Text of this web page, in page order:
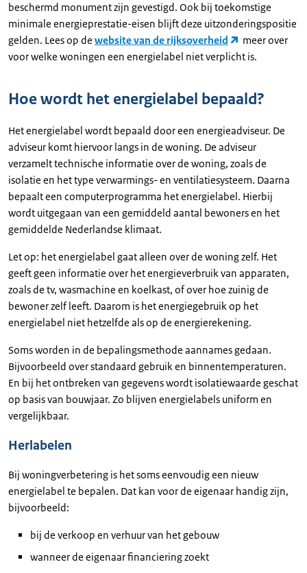
beschermd monument zijn gevestigd. Ook bij toekomstige
minimale energieprestatie-eisen blijft deze uitzonderingspositie
gelden. Lees op de website van de rijksoverheid
meer over
voor welke woningen een energielabel niet verplicht is.
Hoe wordt het energielabel bepaald?
Het energielabel wordt bepaald door een energieadviseur. De
adviseur komt hiervoor langs in de woning. De adviseur
verzamelt technische informatie over de woning, zoals de
isolatie en het type verwarmings- en ventilatiesysteem. Daarna
bepaalt een computerprogramma het energielabel. Hierbij
wordt uitgegaan van een gemiddeld aantal bewoners en het
gemiddelde Nederlandse klimaat.
Let op: het energielabel gaat alleen over de woning zelf. Het
geeft geen informatie over het energieverbruik van apparaten,
zoals de tv, wasmachine en koelkast, of over hoe zuinig de
bewoner zelf leeft. Daarom is het energiegebruik op het
energielabel niet hetzelfde als op de energierekening.
Soms worden in de bepalingsmethode aannames gedaan.
Bijvoorbeeld over standaard gebruik en binnentemperaturen.
En bij het ontbreken van gegevens wordt isolatiewaarde geschat
op basis van bouwjaar. Zo blijven energielabels uniform en
vergelijkbaar.
Herlabelen
Bij woningverbetering is het soms eenvoudig een nieuw
energielabel te bepalen. Dat kan voor de eigenaar handig zijn,
bijvoorbeeld:
bij de verkoop en verhuur van het gebouw
wanneer de eigenaar financiering zoekt